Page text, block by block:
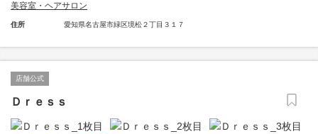
美容室・ヘアサロン
住所 愛知県名古屋市緑区境松２丁目３１７
店舗公式
Ｄｒｅｓｓ